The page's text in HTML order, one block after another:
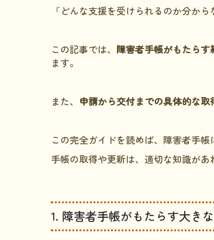
「どんな支援を受けられるのか分か
この記事では、 障害者手帳がもたら
ます。
また、 申請から交付までの具体的な
この完全ガイドを読めば、障害者手
手帳の取得や更新は、適切な知識があ
1. 障害者手帳がもたらす大き